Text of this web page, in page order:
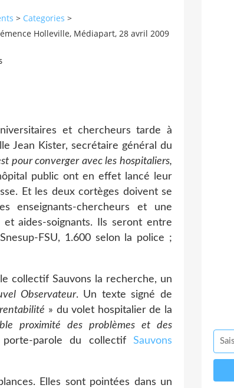
> Categories >
Holleville, Médiapart, 28 avril 2009
et chercheurs tarde à
Jean Kister, secrétaire général du
pour converger avec les hospitaliers,
public ont en effet lancé leur
Et les deux cortèges doivent se
enseignants-chercheurs et une
aides-soignants. Ils seront entre
FSU, 1.600 selon la police ;
collectif Sauvons la recherche, un
Observateur. Un texte signé de
rentabilité » du volet hospitalier de la
proximité des problèmes et des
porte-parole du collectifSauvons
Elles sont pointées dans un